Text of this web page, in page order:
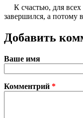
К счастью, для всех
завершился, а потому
Добавить
Ваше имя
Комментрий *